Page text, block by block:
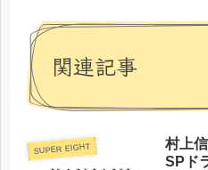
関連記事
SUPER EIGHT
村上
SPド